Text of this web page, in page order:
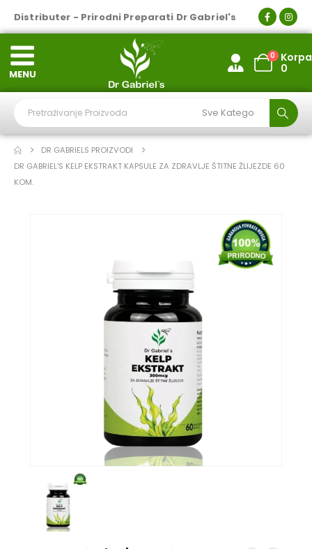
Distributer - Prirodni Preparati Dr Gabriel's
MENU
0
Korpa
0
DR GABRIELS PROIZVODI
DR GABRIEL'S KELP EKSTRAKT KAPSULE ZA ZDRAVLJE ŠTITNE ŽLIJEZDE 60
KOM.